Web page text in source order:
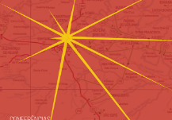
Ir
para
conteúdo